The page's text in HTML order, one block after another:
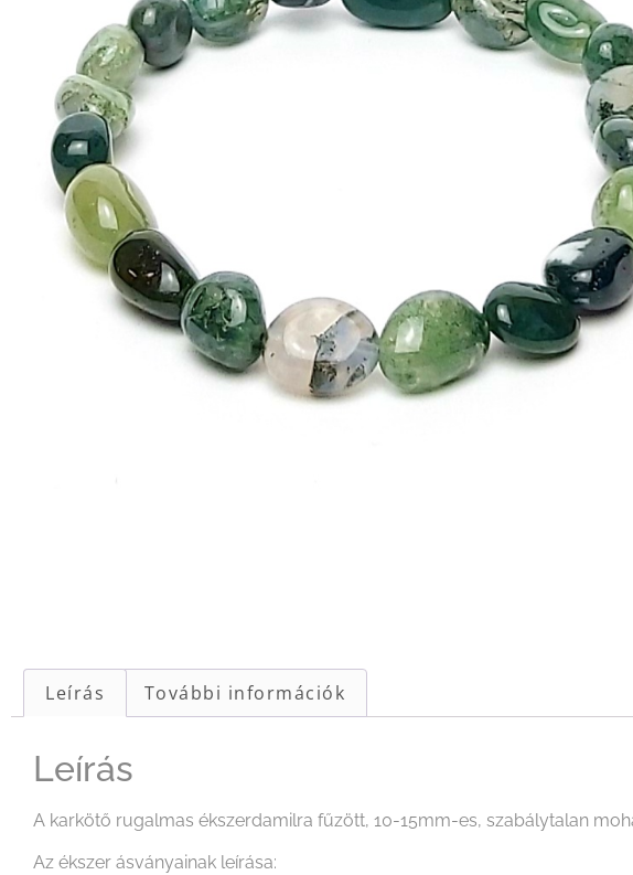
Leírás További információk
Leírás
A karkötő rugalmas ékszerdamilra fűzött, 10-15mm-es, szabálytalan
Az ékszer ásványainak leírása: